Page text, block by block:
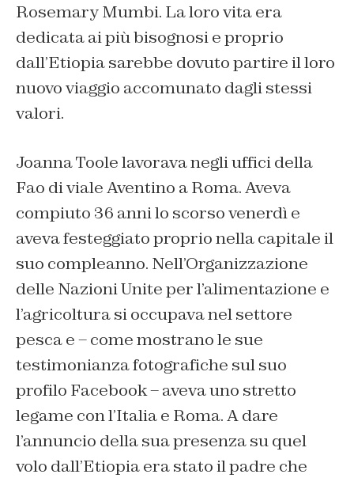
Rosemary Mumbi. La loro vita era
dedicata ai più bisognosi e proprio
dall’Etiopia sarebbe dovuto partire il loro
nuovo viaggio accomunato dagli stessi
valori.
Joanna Toole lavorava negli uffici della
Fao di viale Aventino a Roma. Aveva
compiuto 36 anni lo scorso venerdì e
aveva festeggiato proprio nella capitale il
suo compleanno. Nell’Organizzazione
delle Nazioni Unite per l’alimentazione e
l’agricoltura si occupava nel settore
pesca e – come mostrano le sue
testimonianza fotografiche sul suo
profilo Facebook – aveva uno stretto
legame con l’Italia e Roma. A dare
l’annuncio della sua presenza su quel
volo dall’Etiopia era stato il padre che